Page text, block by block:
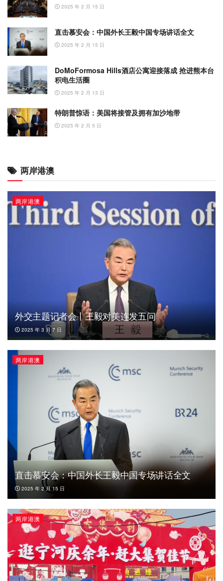
2025 年 2 月 15 日
直击慕安会：中国外长王毅中国专场讲话全文
2025 年 2 月 15 日
DoMoFormosa Hills酒店公寓迎接落成 抢进熊本台
积电生活圈
2025 年 2 月 13 日
特朗普惊语：美国将接管及拥有加沙地带
2025 年 2 月 5 日
两岸港澳
两岸港澳
外交主题记者会丨王毅对美连发五问
2025 年 3 月 7 日
两岸港澳
直击慕安会：中国外长王毅中国专场讲话全文
2025 年 2 月 15 日
两岸港澳